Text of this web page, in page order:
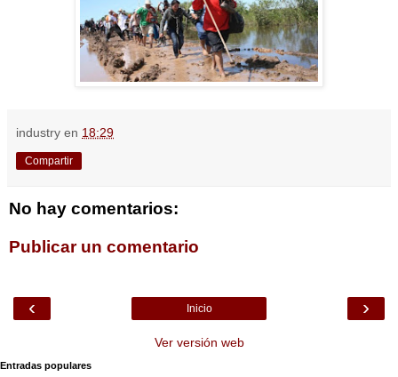
industry en 18:29
Compartir
No hay comentarios:
Publicar un comentario
‹ ›
Inicio
Ver versión web
Entradas populares